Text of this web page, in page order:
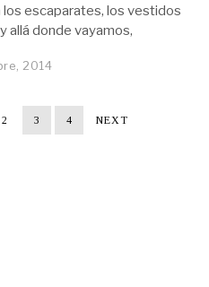
los escaparates, los vestidos
allá donde vayamos,
2014
2 3 4 NEXT